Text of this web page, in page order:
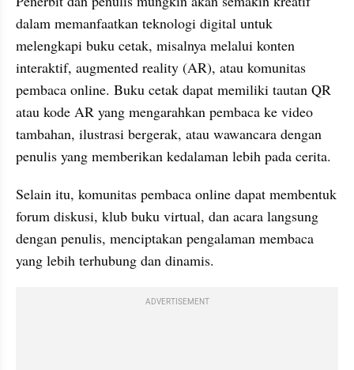
dalam memanfaatkan teknologi digital untuk
melengkapi buku cetak, misalnya melalui konten
interaktif, augmented reality (AR), atau komunitas
pembaca online. Buku cetak dapat memiliki tautan QR
atau kode AR yang mengarahkan pembaca ke video
tambahan, ilustrasi bergerak, atau wawancara dengan
penulis yang memberikan kedalaman lebih pada cerita.
Selain itu, komunitas pembaca online dapat membentuk
forum diskusi, klub buku virtual, dan acara langsung
dengan penulis, menciptakan pengalaman membaca
yang lebih terhubung dan dinamis.
ADVERTISEMENT